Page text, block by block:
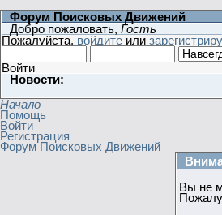
Форум Поисковых Движений
Добро пожаловать, Гость
Пожалуйста, войдите или
Войти
Новости:
Начало
Помощь
Войти
Регистрация
Форум Поисковых Движений
Вы не